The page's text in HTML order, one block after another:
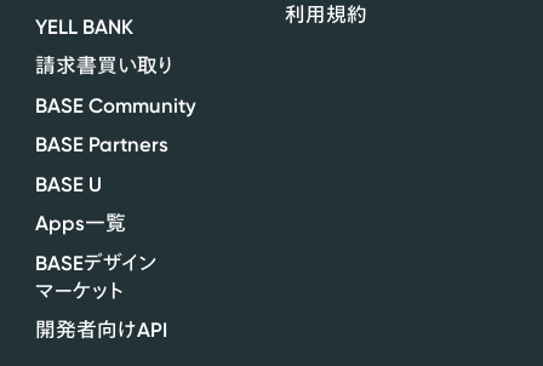
YELL BANK
請求書買い取り
BASE Community
BASE Partners
BASE U
Apps一覧
BASEデザイン
マーケット
開発者向けAPI
利用規約